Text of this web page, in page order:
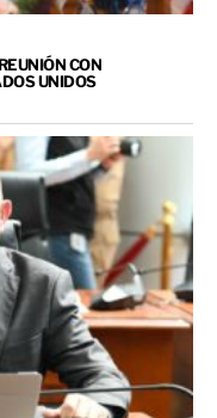
CON
UNIDOS